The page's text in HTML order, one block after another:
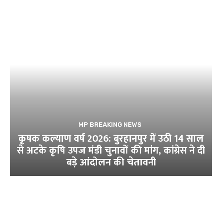
MP BREAKING NEWS
कृषक कल्याण वर्ष 2026: बुरहानपुर में उठी 14 साल
से अटके कृषि उपज मंडी चुनावों की मांग, कांग्रेस ने दी
बड़े आंदोलन की चेतावनी